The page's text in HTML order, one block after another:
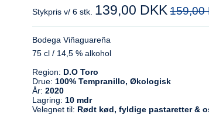
Stykpris v/ 6 stk. 139,00 DKK 159,00
Bodega Viñaguareña
75 cl / 14,5 % alkohol
Region: D.O Toro
Drue: 100% Tempranillo, Økologisk
År: 2020
Lagring: 10 mdr
Velegnet til: Rødt kød, fyldige pastaretter &